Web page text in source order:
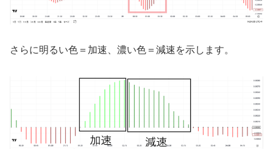
さらに明るい色＝加速、濃い色＝減速を示します。